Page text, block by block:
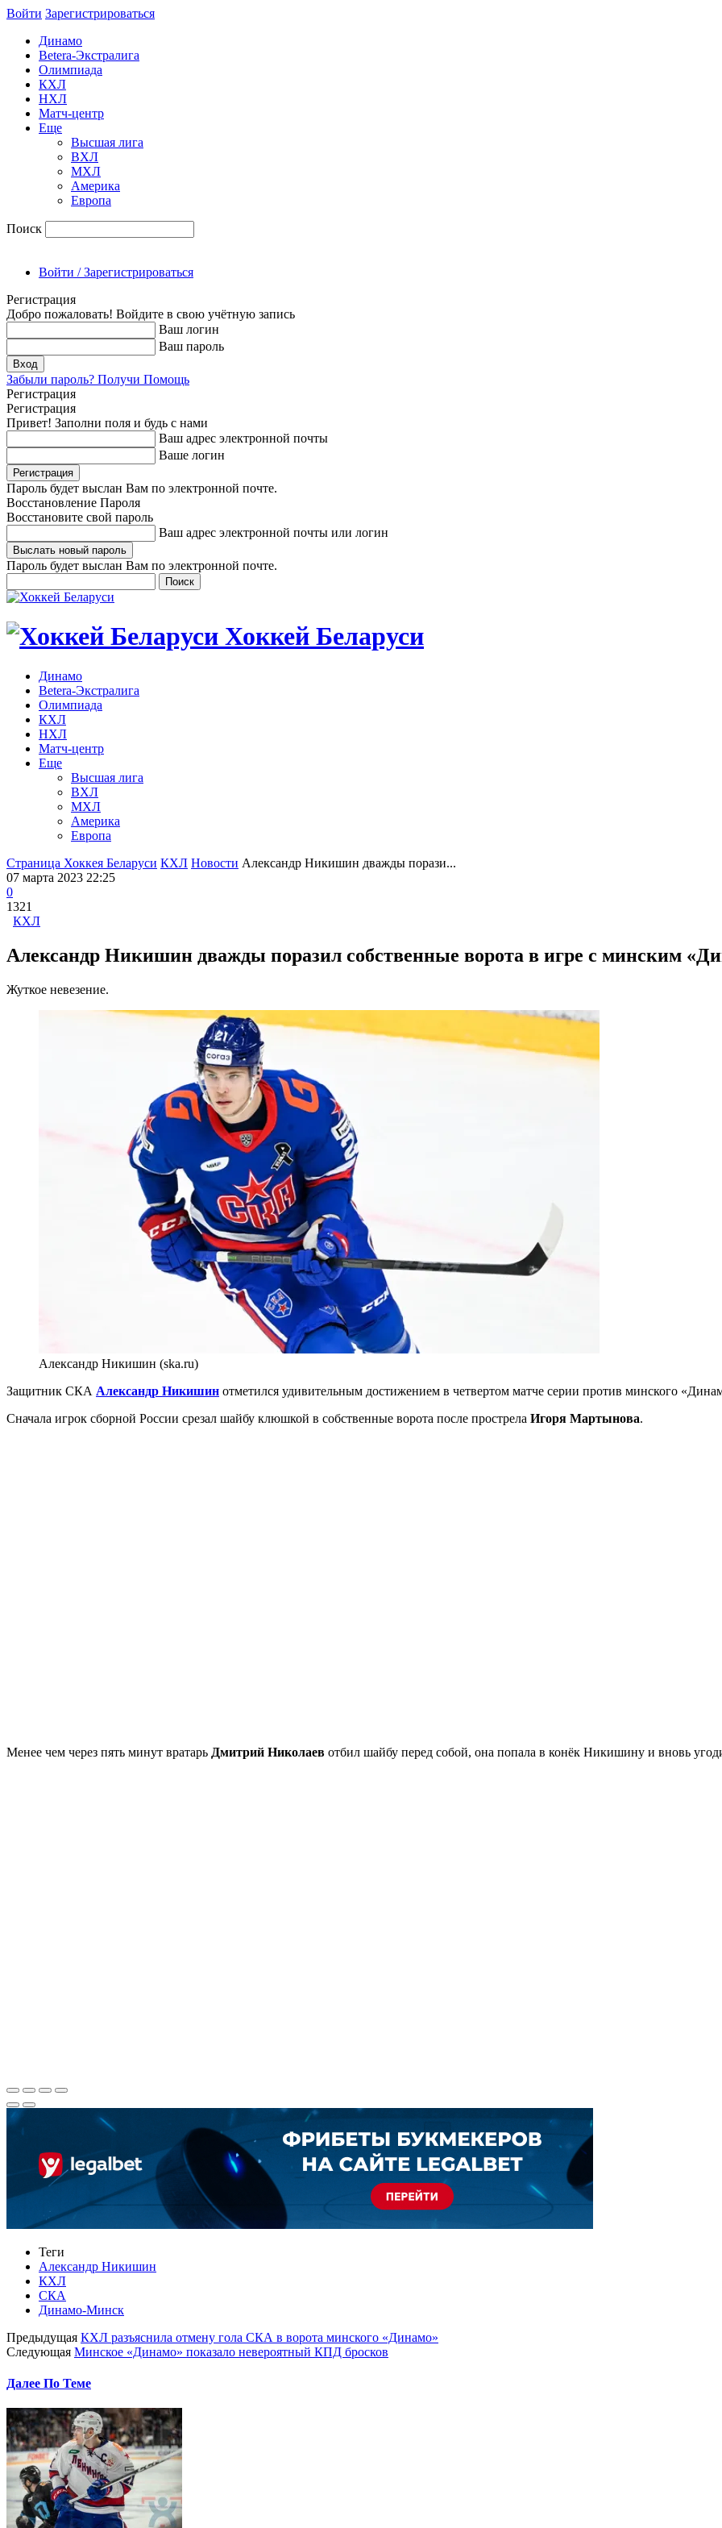
Войти Зарегиcтрироваться
Динамо
Betera-Экстралига
Олимпиада
КХЛ
НХЛ
Матч-центр
Еще
Высшая лига
ВХЛ
МХЛ
Америка
Европа
Поиск
Войти / Зарегистрироваться
Регистрация
Добро пожаловать! Войдите в свою учётную запись
Ваш логин
Ваш пароль
Забыли пароль? Получи Помощь
Регистрация
Регистрация
Привет! Заполни поля и будь с нами
Ваш адрес электронной почты
Ваше логин
Пароль будет выслан Вам по электронной почте.
Восстановление Пароля
Восстановите свой пароль
Ваш адрес электронной почты или логин
Пароль будет выслан Вам по электронной почте.
Хоккей Беларуси
Динамо
Betera-Экстралига
Олимпиада
КХЛ
НХЛ
Матч-центр
Еще
Высшая лига
ВХЛ
МХЛ
Америка
Европа
Страница Хоккея Беларуси КХЛ Новости Александр Никишин дважды порази...
07 марта 2023 22:25
0
1321
КХЛ
Александр Никишин дважды поразил собственные ворота в игре с минским
Жуткое невезение.
Александр Никишин (ska.ru)
Защитник СКА Александр Никишин отметился удивительным достижением в четвертом матче серии против минского
Сначала игрок сборной России срезал шайбу клюшкой в собственные ворота после прострела Игоря Мартынова.
Менее чем через пять минут вратарь Дмитрий Николаев отбил шайбу перед собой, она попала в конёк Никишину и вновь
Теги
Александр Никишин
КХЛ
СКА
Динамо-Минск
Предыдущая КХЛ разъяснила отмену гола СКА в ворота минского «Динамо»
Следующая Минское «Динамо» показало невероятный КПД бросков
Далее По Теме